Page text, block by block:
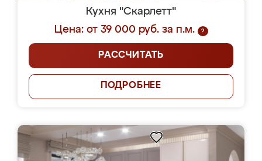
Кухня "Скарлетт"
Цена: от 39 000 руб. за п.м.
?
РАССЧИТАТЬ
ПОДРОБНЕЕ